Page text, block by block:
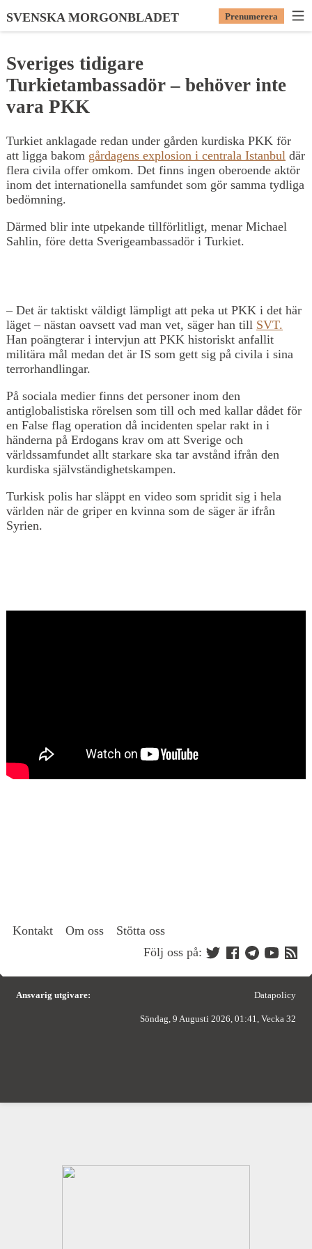
SVENSKA MORGONBLADET Prenumerera
Sveriges tidigare
Turkietambassadör – behöver inte
vara PKK
Turkiet anklagade redan under gården kurdiska PKK för
att ligga bakom gårdagens explosion i centrala Istanbul där
flera civila offer omkom. Det finns ingen oberoende aktör
inom det internationella samfundet som gör samma tydliga
bedömning.
Därmed blir inte utpekande tillförlitligt, menar Michael
Sahlin, före detta Sverigeambassadör i Turkiet.
– Det är taktiskt väldigt lämpligt att peka ut PKK i det här
läget – nästan oavsett vad man vet, säger han till SVT.
Han poängterar i intervjun att PKK historiskt anfallit
militära mål medan det är IS som gett sig på civila i sina
terrorhandlingar.
På sociala medier finns det personer inom den
antiglobalistiska rörelsen som till och med kallar dådet för
en False flag operation då incidenten spelar rakt in i
händerna på Erdogans krav om att Sverige och
världssamfundet allt starkare ska tar avstånd ifrån den
kurdiska självständighetskampen.
Turkisk polis har släppt en video som spridit sig i hela
världen när de griper en kvinna som de säger är ifrån
Syrien.
Kontakt Om oss
Stötta oss
Följ oss på:
Ansvarig utgivare: Datapolicy
Söndag, 9 Augusti 2026, 01:41, Vecka 32